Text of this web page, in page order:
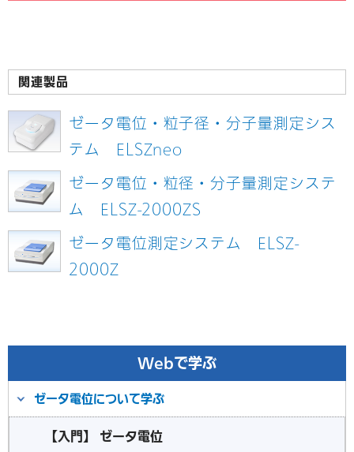
関連製品
ゼータ電位・粒子径・分子量測定シス
テム ELSZneo
ゼータ電位・粒径・分子量測定システ
ム ELSZ-2000ZS
ゼータ電位測定システム ELSZ-
2000Z
Webで学ぶ
ゼータ電位について学ぶ
【入門】 ゼータ電位